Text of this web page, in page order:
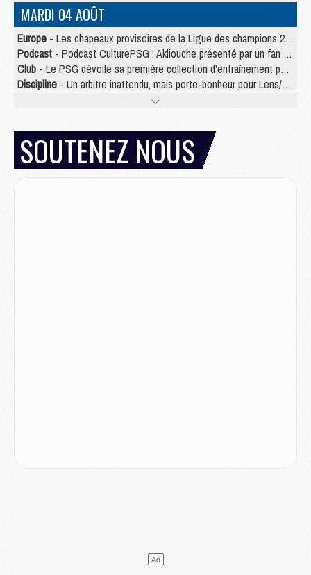
MARDI 04 AOÛT
Europe - Les chapeaux provisoires de la Ligue des champions 2026/27
Podcast - Podcast CulturePSG : Akliouche présenté par un fan de Monaco
Club - Le PSG dévoile sa première collection d'entraînement pour 2026/2027
Discipline - Un arbitre inattendu, mais porte-bonheur pour Lens/PSG
- Majorque/PSG, sur quelle chaine et à quelle heure regarder le match ?
Mercato- Le tableau mercato du PSG (été 2026)
Mercato- L'Ajax refuse la première offre du PSG pour Godts
Mercato- Le PSG veut accélérer, Ferran Torres temporise
- Le transfert de Mika Godts au PSG en bonne voie
SOUTENEZ NOUS